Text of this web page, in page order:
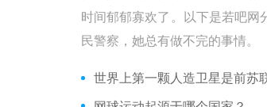
时间郁郁寡欢了。以下是若吧
民警察，她总有做不完的事情。
世界上第一颗人造卫星是前苏